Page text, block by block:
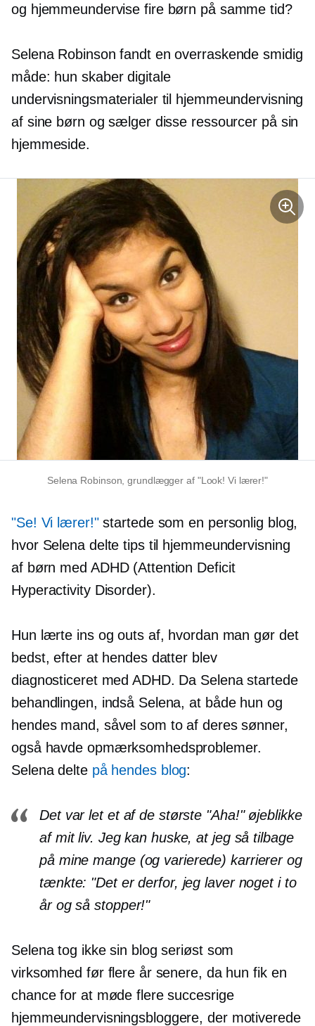
og hjemmeundervise fire børn på samme tid?
Selena Robinson fandt en overraskende smidig
måde: hun skaber digitale
undervisningsmaterialer til hjemmeundervisning
af sine børn og sælger disse ressourcer på sin
hjemmeside.
Selena Robinson, grundlægger af "Look! Vi lærer!"
"Se! Vi lærer!"startede som en personlig blog,
hvor Selena delte tips til hjemmeundervisning
af børn med ADHD (Attention Deficit
Hyperactivity Disorder).
Hun lærte ins og outs af, hvordan man gør det
bedst, efter at hendes datter blev
diagnosticeret med ADHD. Da Selena startede
behandlingen, indså Selena, at både hun og
hendes mand, såvel som to af deres sønner,
også havde opmærksomhedsproblemer.
Selena delte på hendes blog:
Det var let et af de største "Aha!" øjeblikke
af mit liv. Jeg kan huske, at jeg så tilbage
på mine mange (og varierede) karrierer og
tænkte: "Det er derfor, jeg laver noget i to
år og så stopper!"
Selena tog ikke sin blog seriøst som
virksomhed før flere år senere, da hun fik en
chance for at møde flere succesrige
hjemmeundervisningsbloggere, der motiverede